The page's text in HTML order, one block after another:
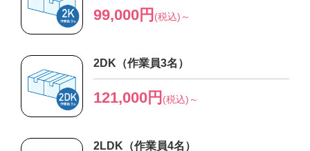
99,000円 (税込)～
2DK（作業員3名）
121,000円 (税込)～
2LDK（作業員4名）